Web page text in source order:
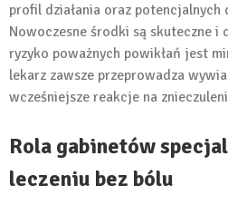
profil działania oraz potencjalnych
Nowoczesne środki są skuteczne i
ryzyko poważnych powikłań jest
lekarz zawsze przeprowadza
wcześniejsze reakcje na
Rola gabinetów
leczeniu bez bólu